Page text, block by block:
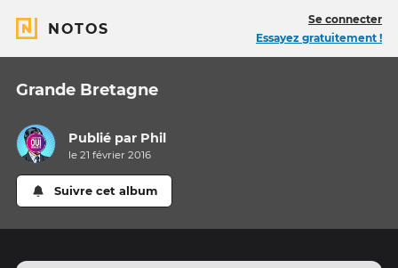
NOTOS
Se connecter
Essayez gratuitement !
Grande Bretagne
Publié par Phil
le 21 février 2016
Suivre cet album